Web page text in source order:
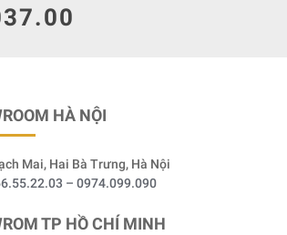
HÀ NỘI
Mai, Hai Bà Trưng, Hà Nội
– 0974.099.090
TP HỒ CHÍ MINH